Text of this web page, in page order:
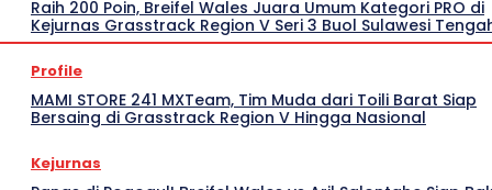
Raih 200 Poin, Breifel Wales Juara Umum Kategori PRO di
Kejurnas Grasstrack Region V Seri 3 Buol Sulawesi
Profile
MAMI STORE 241 MXTeam, Tim Muda dari Toili Barat Siap
Bersaing di Grasstrack Region V Hingga Nasional
Kejurnas